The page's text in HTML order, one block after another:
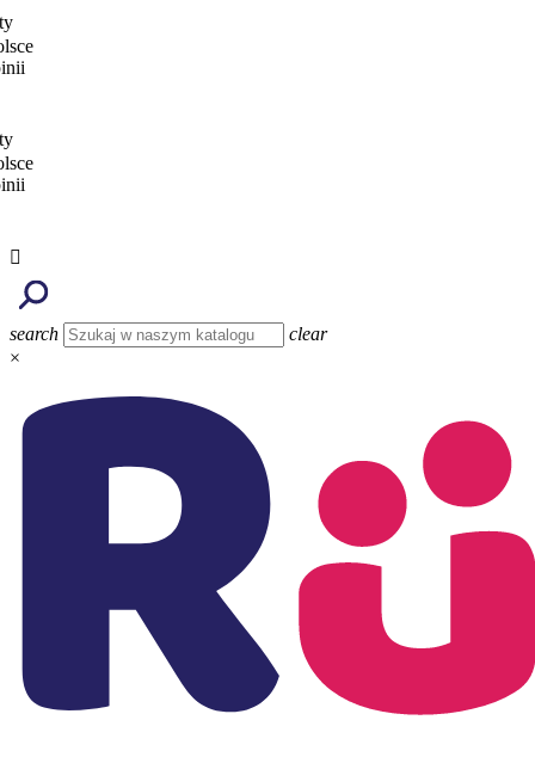

search
clear
×